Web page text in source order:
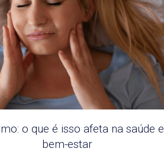
o que é isso afeta na saúde e
bem-estar